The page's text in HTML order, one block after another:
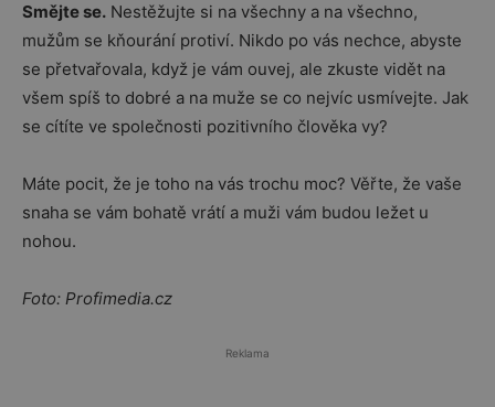
Smějte se. Nestěžujte si na všechny a na všechno,
mužům se kňourání protiví. Nikdo po vás nechce, abyste
se přetvařovala, když je vám ouvej, ale zkuste vidět na
všem spíš to dobré a na muže se co nejvíc usmívejte. Jak
se cítíte ve společnosti pozitivního člověka vy?
Máte pocit, že je toho na vás trochu moc? Věřte, že vaše
snaha se vám bohatě vrátí a muži vám budou ležet u
nohou.
Foto: Profimedia.cz
Reklama